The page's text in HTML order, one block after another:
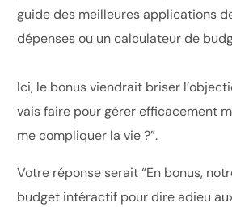
guide des meilleures applications
dépenses ou un calculateur de
Ici, le bonus viendrait briser
vais faire pour gérer efficacement
me compliquer la vie ?”.
Votre réponse serait “En bonus,
budget intéractif pour dire adieu